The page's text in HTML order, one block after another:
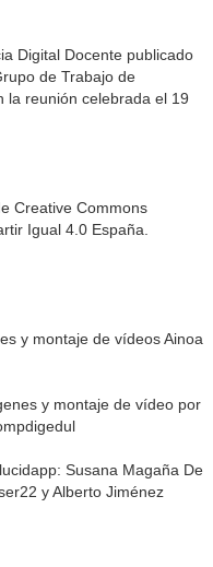
Digital Docente publicado
de Trabajo de
la reunión celebrada el 19
Creative Commons
Igual 4.0 España.
y montaje de vídeos Ainoa
y montaje de vídeo por
Susana Magaña De
y Alberto Jiménez